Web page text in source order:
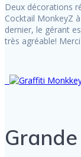
Deux décorations
Cocktail MonkeyZ
dernier, le gérant
très agréable!